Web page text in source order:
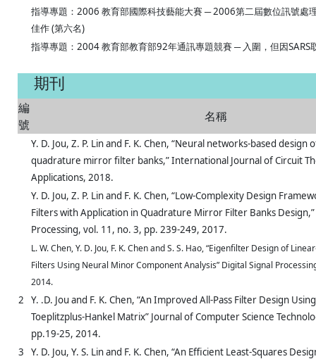
指導專題：2006 教育部國際科技藝能大賽 ─ 2006第二屆數位訊號處
佳作 (第六名)
指導專題：2004 教育部教育部92年通訊專題競賽 ─ 入圍，但因SARS
期刊
編
號
名稱
Y. D. Jou, Z. P. Lin and F. K. Chen, “Neural networks-based design
quadrature mirror filter banks,” International Journal of Circuit
Applications, 2018.
Y. D. Jou, Z. P. Lin and F. K. Chen, “Low-Complexity Design
Filters with Application in Quadrature Mirror Filter Banks Design,”
Processing, vol. 11, no. 3, pp. 239-249, 2017.
L. W. Chen, Y. D. Jou, F. K. Chen and S. S. Hao, “Eigenfilter Design of
Filters Using Neural Minor Component Analysis” Digital Signal
2014.
2
Y. .D. Jou and F. K. Chen, “An Improved All-Pass Filter Design
Toeplitzplus-Hankel Matrix” Journal of Computer Science
pp.19-25, 2014.
3
Y. D. Jou, Y. S. Lin and F. K. Chen, “An Efficient Least-Squares